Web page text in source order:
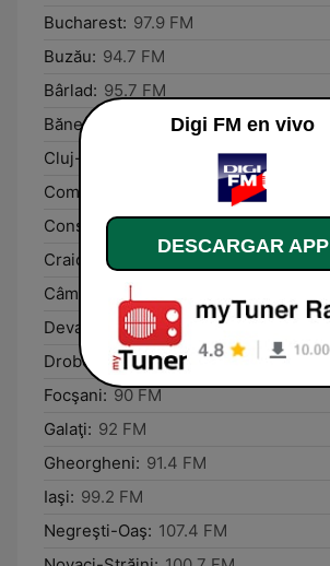
Bucharest: 97.9 FM
Buzău: 94.7 FM
Bârlad: 95.7 FM
Băneasa:
93.9 FM
Cluj-Napoca:
104.5 FM
Comăneşti:
Constanţa: 96.2 FM
Craiova:
105.5 FM
Câmpulung Moldovenesc:
Deva:
95.9 FM
Drobeta-Turnu Severin: 107.9 FM
Focşani: 90 FM
Galaţi: 92 FM
Gheorgheni: 91.4 FM
Iaşi: 99.2 FM
Negreşti-Oaş: 107.4 FM
Digi FM en vivo
DESCARGAR APP